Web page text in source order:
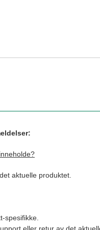
aktuelle produktet.
spesifikke.